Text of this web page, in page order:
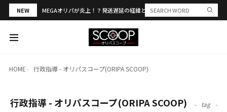
NEW MEGAオリパが炎上！？発送遅延の経緯と評判・当選報告を解説
HOME 行政指導 - オリパスコープ(ORIPA SCOOP)
行政指導 - オリパスコープ(ORIPA SCOOP) tag